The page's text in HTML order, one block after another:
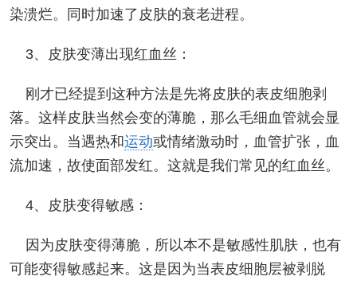
染溃烂。同时加速了皮肤的衰老进程。
3、皮肤变薄出现红血丝：
刚才已经提到这种方法是先将皮肤的表皮细胞剥
落。这样皮肤当然会变的薄脆，那么毛细血管就会显
示突出。当遇热和运动或情绪激动时，血管扩张，血
流加速，故使面部发红。这就是我们常见的红血丝。
4、皮肤变得敏感：
因为皮肤变得薄脆，所以本不是敏感性肌肤，也有
可能变得敏感起来。这是因为当表皮细胞层被剥脱